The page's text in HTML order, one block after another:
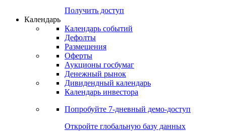
Получить доступ
Календарь
Календарь событий
Дефолты
Размещения
Оферты
Аукционы госбумаг
Денежный рынок
Дивидендный календарь
Календарь инвестора
Попробуйте 7-дневный демо-доступ
Откройте глобальную базу данных